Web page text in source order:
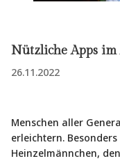
Nützliche Apps im
26.11.2022
Menschen aller
erleichtern.
Heinzelmännchen,